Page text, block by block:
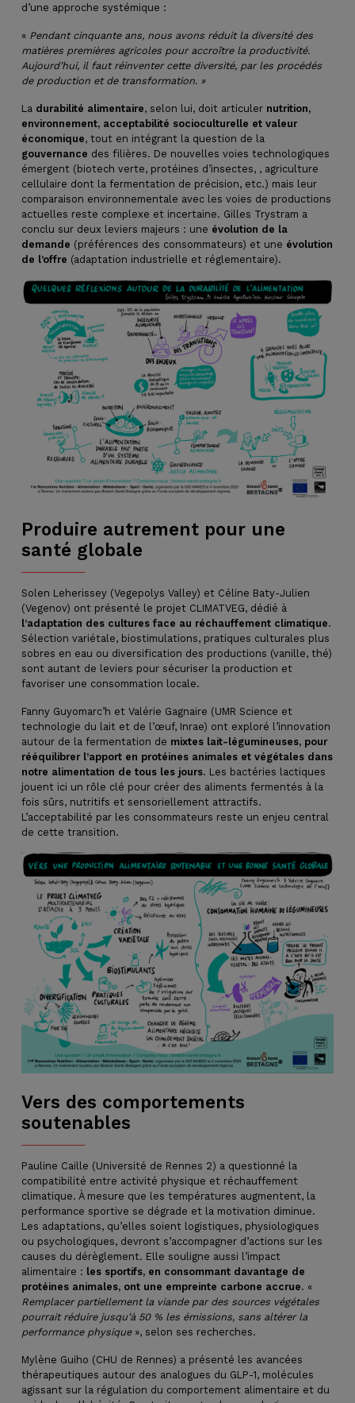
d’une approche systémique :
« Pendant cinquante ans, nous avons réduit la diversité des
matières premières agricoles pour accroître la productivité.
Aujourd’hui, il faut réinventer cette diversité, par les procédés
de production et de transformation. »
La durabilité alimentaire, selon lui, doit articuler nutrition,
environnement, acceptabilité socioculturelle et valeur
économique, tout en intégrant la question de la
gouvernance des filières. De nouvelles voies technologiques
émergent (biotech verte, protéines d’insectes, , agriculture
cellulaire dont la fermentation de précision, etc.) mais leur
comparaison environnementale avec les voies de productions
actuelles reste complexe et incertaine. Gilles Trystram a
conclu sur deux leviers majeurs : une évolution de la
demande (préférences des consommateurs) et une évolution
de l’offre (adaptation industrielle et réglementaire).
Produire autrement pour une
santé globale
Solen Leherissey (Vegepolys Valley) et Céline Baty-Julien
(Vegenov) ont présenté le projet CLIMATVEG, dédié à
l’adaptation des cultures face au réchauffement climatique.
Sélection variétale, biostimulations, pratiques culturales plus
sobres en eau ou diversification des productions (vanille, thé)
sont autant de leviers pour sécuriser la production et
favoriser une consommation locale.
Fanny Guyomarc’h et Valérie Gagnaire (UMR Science et
technologie du lait et de l’œuf, Inrae) ont exploré l’innovation
autour de la fermentation de mixtes lait-légumineuses, pour
rééquilibrer l’apport en protéines animales et végétales dans
notre alimentation de tous les jours. Les bactéries lactiques
jouent ici un rôle clé pour créer des aliments fermentés à la
fois sûrs, nutritifs et sensoriellement attractifs.
L’acceptabilité par les consommateurs reste un enjeu central
de cette transition.
Vers des comportements
soutenables
Pauline Caille (Université de Rennes 2) a questionné la
compatibilité entre activité physique et réchauffement
climatique. À mesure que les températures augmentent, la
performance sportive se dégrade et la motivation diminue.
Les adaptations, qu’elles soient logistiques, physiologiques
ou psychologiques, devront s’accompagner d’actions sur les
causes du dérèglement. Elle souligne aussi l’impact
alimentaire : les sportifs, en consommant davantage de
protéines animales, ont une empreinte carbone accrue. «
Remplacer partiellement la viande par des sources végétales
pourrait réduire jusqu’à 50 % les émissions, sans altérer la
performance physique», selon ses recherches.
Mylène Guiho (CHU de Rennes) a présenté les avancées
thérapeutiques autour des analogues du GLP-1, molécules
agissant sur la régulation du comportement alimentaire et du